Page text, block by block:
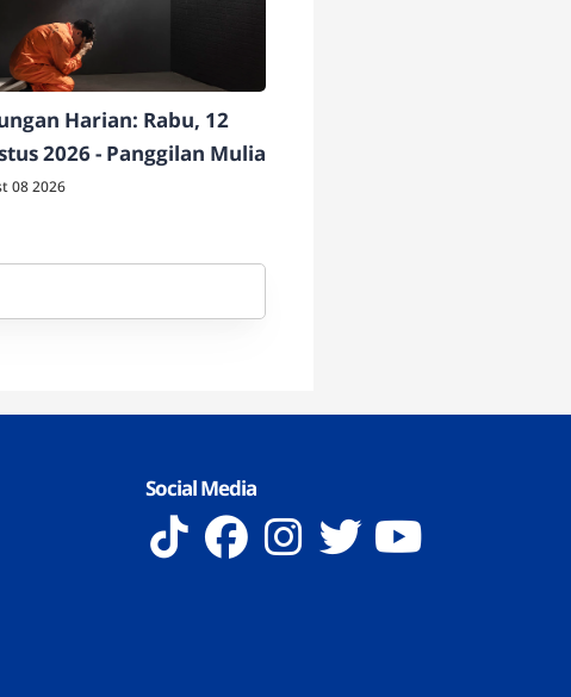
Harian: Rabu, 12
2026 - Panggilan Mulia
08 2026
Social Media